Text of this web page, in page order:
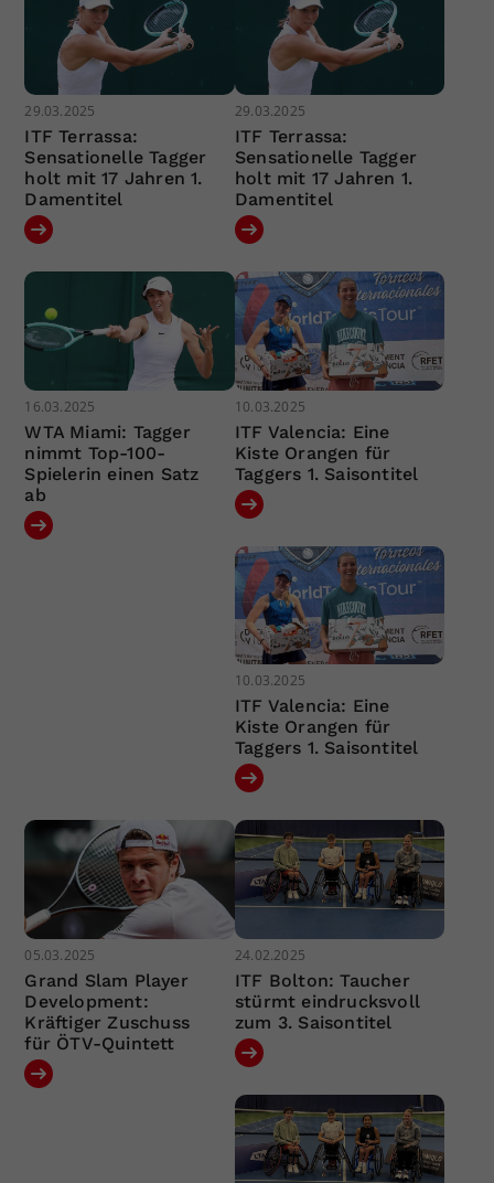
29.03.2025
ITF Terrassa:
Sensationelle Tagger
holt mit 17 Jahren 1.
Damentitel
29.03.2025
ITF Terrassa:
Sensationelle Tagger
holt mit 17 Jahren 1.
Damentitel
16.03.2025
WTA Miami: Tagger
nimmt Top-100-
Spielerin einen Satz
ab
10.03.2025
ITF Valencia: Eine
Kiste Orangen für
Taggers 1. Saisontitel
10.03.2025
ITF Valencia: Eine
Kiste Orangen für
Taggers 1. Saisontitel
05.03.2025
Grand Slam Player
Development:
Kräftiger Zuschuss
für ÖTV-Quintett
24.02.2025
ITF Bolton: Taucher
stürmt eindrucksvoll
zum 3. Saisontitel